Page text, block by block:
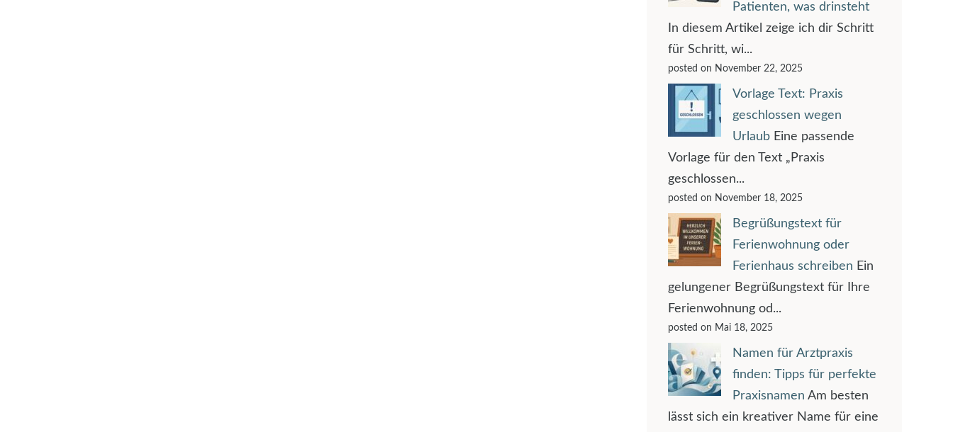
Patienten, was drinsteht
In diesem Artikel zeige ich dir Schritt
für Schritt, wi...
posted on November 22, 2025
Vorlage Text: Praxis
geschlossen wegen
Urlaub Eine passende
Vorlage für den Text „Praxis
geschlossen...
posted on November 18, 2025
Begrüßungstext für
Ferienwohnung oder
Ferienhaus schreiben Ein
gelungener Begrüßungstext für Ihre
Ferienwohnung od...
posted on Mai 18, 2025
Namen für Arztpraxis
finden: Tipps für perfekte
Praxisnamen Am besten
lässt sich ein kreativer Name für eine